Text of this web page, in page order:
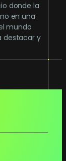
donde la
en una
mundo
destacar y